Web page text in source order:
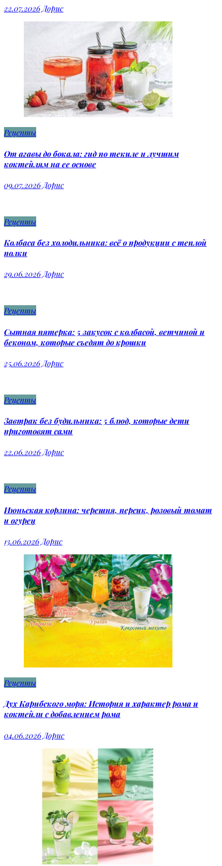
22.07.2026Дорис
Рецепты
От агавы до бокала: гид по текиле и лучшим
коктейлям на ее основе
09.07.2026 Дорис
Рецепты
Колбаса без холодильника: всё о продукции с теплой
полки
29.06.2026Дорис
Рецепты
Сытная пятерка: 5 закусок с колбасой, ветчиной и
беконом, которые съедят до крошки
25.06.2026 Дорис
Рецепты
Завтрак без будильника: 5 блюд, которые дети
приготовят сами
22.06.2026Дорис
Рецепты
Июньская корзина: черешня, персик, розовый томат
и огурец
13.06.2026 Дорис
Рецепты
Дух Карибского моря: История и характер рома и
коктейли с добавлением рома
04.06.2026 Дорис